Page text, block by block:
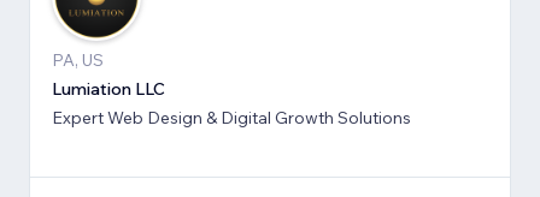
PA, US
Lumiation LLC
Expert Web Design & Digital Growth Solutions